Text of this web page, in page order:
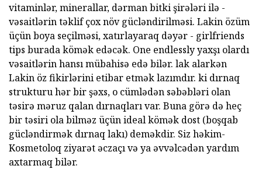
vitaminlər, minerallar, dərman bitki şirələri ilə -
vəsaitlərin təklif çox növ gücləndirilməsi. Lakin özüm
üçün boya seçilməsi, xatırlayaraq dəyər - girlfriends
tips burada kömək edəcək. One endlessly yaxşı olardı
vəsaitlərin hansı mübahisə edə bilər. lak alarkən
Lakin öz fikirlərini etibar etmək lazımdır. ki dırnaq
strukturu hər bir şəxs, o cümlədən səbəbləri olan
təsirə məruz qalan dırnaqları var. Buna görə də heç
bir təsiri ola bilməz üçün ideal kömək dost (boşqab
gücləndirmək dırnaq lakı) deməkdir. Siz həkim-
Kosmetoloq ziyarət əczaçı və ya əvvəlcədən yardım
axtarmaq bilər.